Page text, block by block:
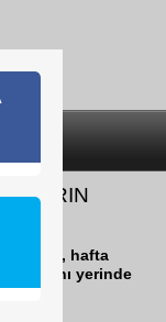
Şahin, hafta
yerinde